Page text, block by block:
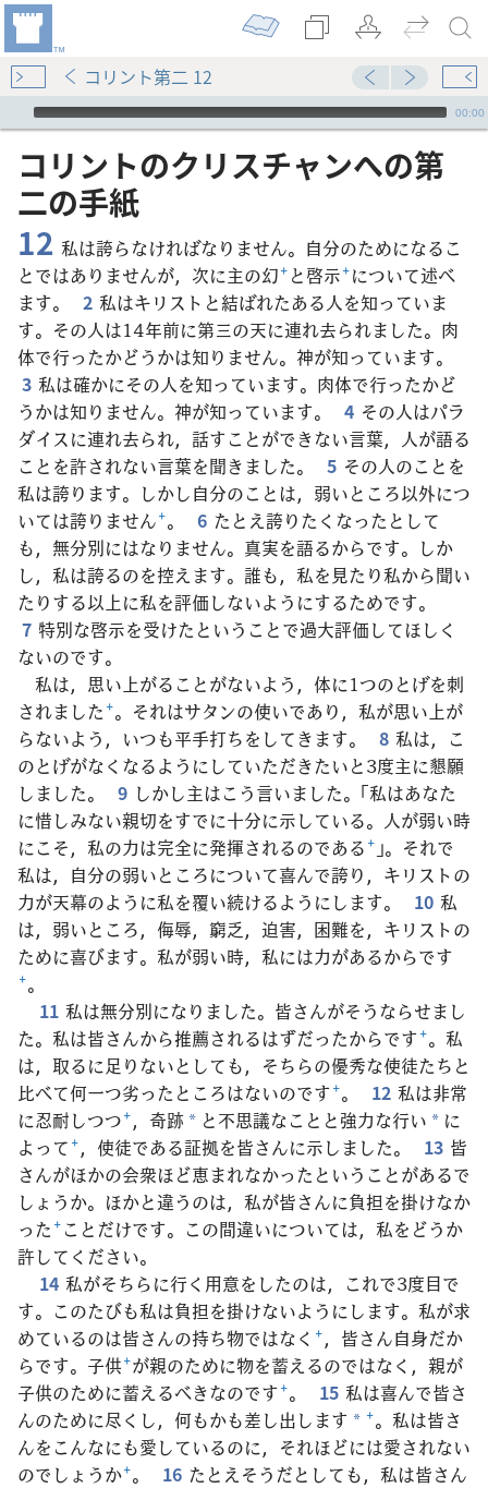
コリント第二 12
Audio Player
00:00
コリント​の​クリスチャン​へ​の​第​
二​の​手紙
12 私は誇らなければなりません。自分のためになるこ
とではありませんが，次に主の幻+と啓示+について述べ
ます。
2 私はキリストと結ばれたある人を知っていま
す。その人は14年前に第三の天に連れ去られました。肉
体で行ったかどうかは知りません。神が知っています。
3 私は確かにその人を知っています。肉体で行ったかど
うかは知りません。神が知っています。
4 その人はパラ
ダイスに連れ去られ，話すことができない言葉，人が語る
ことを許されない言葉を聞きました。
5 その人のことを
私は誇ります。しかし自分のことは，弱いところ以外につ
いては誇りません+。 6 たとえ誇りたくなったとして
も，無分別にはなりません。真実を語るからです。しか
し，私は誇るのを控えます。誰も，私を見たり私から聞い
たりする以上に私を評価しないようにするためです。
7 特別な啓示を受けたということで過大評価してほしく
ないのです。
私は，思い上がることがないよう，体に1つのとげを刺
されました+。それはサタンの使いであり，私が思い上が
らないよう，いつも平手打ちをしてきます。
8 私は，こ
のとげがなくなるようにしていただきたいと3度主に懇願
しました。
9 しかし主はこう言いました。「私はあなた
に惜しみない親切をすでに十分に示している。人が弱い時
にこそ，私の力は完全に発揮されるのである+ 」。それで
私は，自分の弱いところについて喜んで誇り，キリストの
力が天幕のように私を覆い続けるようにします。
10 私
は，弱いところ，侮辱，窮乏，迫害，困難を，キリストの
ために喜びます。私が弱い時，私には力があるからです
+。
11 私は無分別になりました。皆さんがそうならせまし
た。私は皆さんから推薦されるはずだったからです+。私
は，取るに足りないとしても，そちらの優秀な使徒たちと
比べて何一つ劣ったところはないのです+。 12 私は非常
に忍耐しつつ+，奇跡 * と不思議なことと強力な行い * に
よって+，使徒である証拠を皆さんに示しました。 13 皆
さんがほかの会衆ほど恵まれなかったということがあるで
しょうか。ほかと違うのは，私が皆さんに負担を掛けなか
った+ことだけです。この間違いについては，私をどうか
許してください。
14 私がそちらに行く用意をしたのは，これで3度目で
す。このたびも私は負担を掛けないようにします。私が求
めているのは皆さんの持ち物ではなく +，皆さん自身だか
らです。子供+が親のために物を蓄えるのではなく，親が
子供のために蓄えるべきなのです+。 15 私は喜んで皆さ
んのために尽くし，何もかも差し出します * +。私は皆さ
んをこんなにも愛しているのに，それほどには愛されない
のでしょうか+。 16 たとえそうだとしても，私は皆さん